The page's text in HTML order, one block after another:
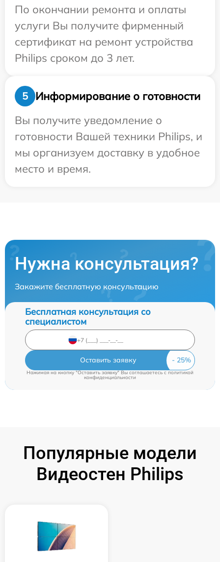
По окончании ремонта и оплаты
услуги Вы получите фирменный
сертификат на ремонт устройства
Philips сроком до 3 лет.
5
Информирование о готовности
Вы получите уведомление о
готовности Вашей техники Philips, и
мы организуем доставку в удобное
место и время.
Нужна консультация?
Закажите бесплатную консультацию
Бесплатная консультация со
специалистом
Оставить заявку
Нажимая на кнопку "Оставить заявку" Вы соглашаетесь c политикой
конфиденциальности
Популярные модели
Видеостен Philips